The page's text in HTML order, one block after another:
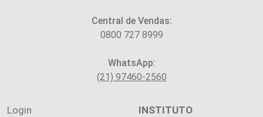
Central de Vendas:
0800 727 8999
WhatsApp:
(21) 97460-2560
Login
INSTITUTO